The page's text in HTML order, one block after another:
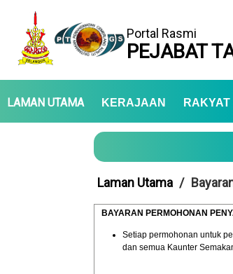
Portal Rasmi
PEJABAT
LAMAN UTAMA KERAJAAN RAKYAT
Laman Utama
BAYARAN PERMOHONAN
Setiap permohonan untuk
dan semua Kaunter